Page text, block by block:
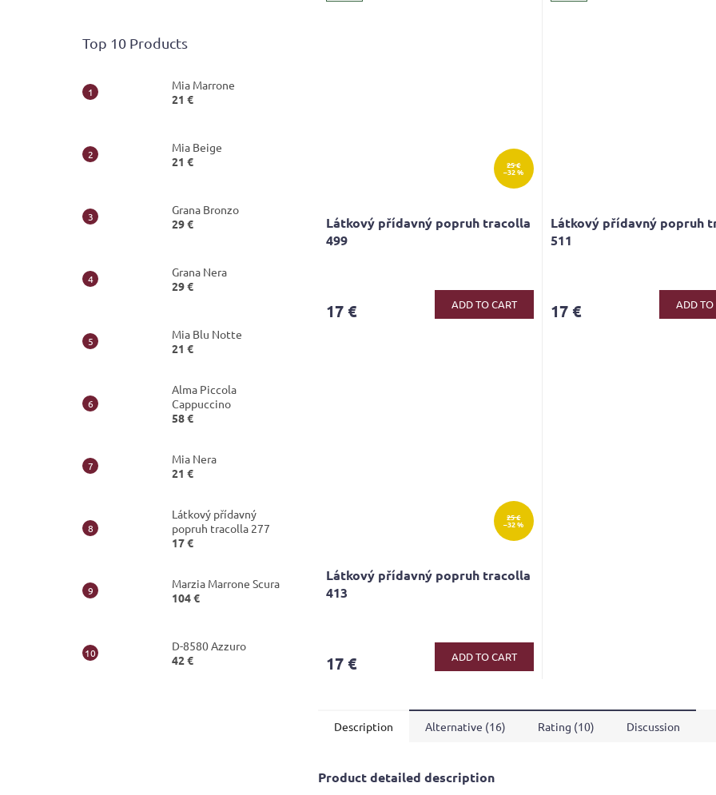
Top 10 Products
Mia Marrone
21 €
Mia Beige
21 €
Grana Bronzo
29 €
Grana Nera
29 €
Mia Blu Notte
21 €
Alma Piccola
Cappuccino
58 €
Mia Nera
21 €
Látkový přídavný
popruh tracolla 277
17 €
Marzia Marrone Scura
104 €
D-8580 Azzuro
42 €
25 €
–32 %
Látkový přídavný popruh tracolla
499
17 € ADD TO CART
Látkový přídavný popruh
511
17 € ADD TO
25 €
–32 %
Látkový přídavný popruh tracolla
413
17 € ADD TO CART
Description Alternative (16) Rating (10) Discussion
Product detailed description